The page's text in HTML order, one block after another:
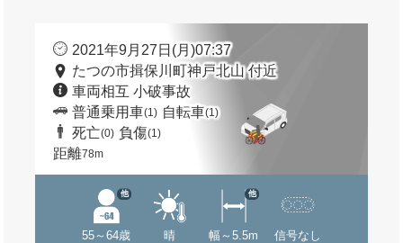
2021年9月27日(月)07:37
たつの市揖保川町神戸北山 付近
車両相互 小破事故
普通乗用車(1) 自転車(1)
死亡(0) 負傷(1)
距離78m
55～64歳
他
晴 幅～5.5m
他
信号なし